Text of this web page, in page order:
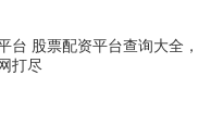
台 股票配资平台查询大全，
打尽